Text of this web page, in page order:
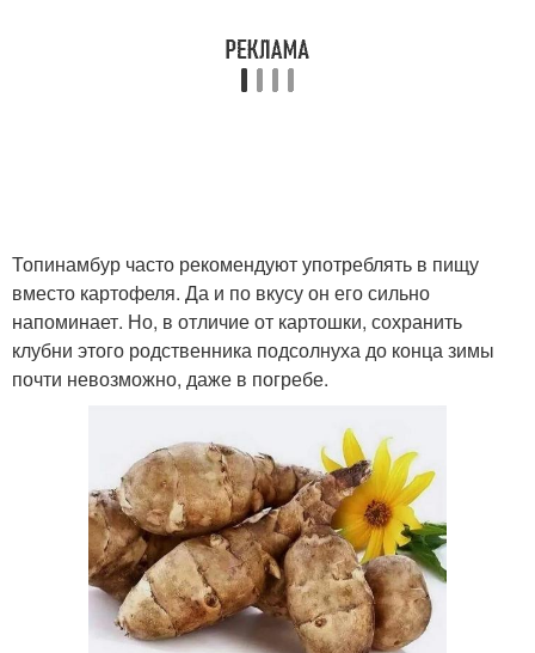
Топинамбур часто рекомендуют употреблять в пищу
вместо картофеля. Да и по вкусу он его сильно
напоминает. Но, в отличие от картошки, сохранить
клубни этого родственника подсолнуха до конца зимы
почти невозможно, даже в погребе.